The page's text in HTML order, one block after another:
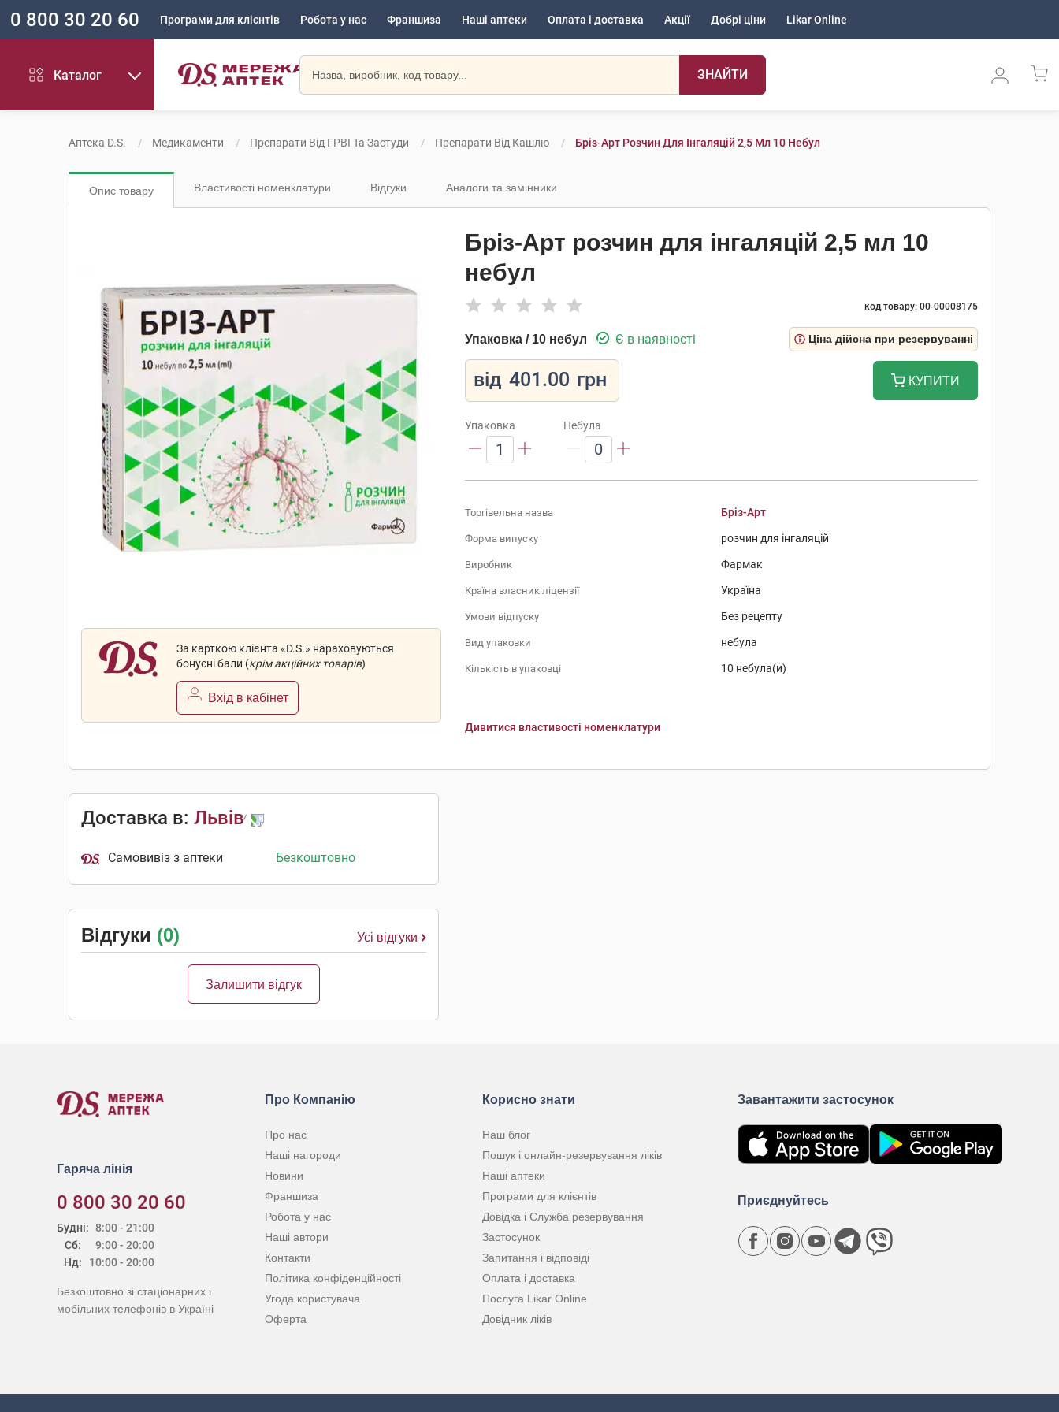
0 800 30 20 60 Програми для клієнтів Робота у нас Франшиза Наші аптеки Оплата і доставка Акції Добрі ціни Likar Online
Каталог ЗНАЙТИ
Аптека D.S. Медикаменти Препарати Від ГРВІ Та Застуди Препарати Від Кашлю Бріз-Арт Розчин Для Інгаляцій 2,5 Мл 10 Небул
Опис товару Властивості номенклатури Відгуки Аналоги та замінники
За карткою клієнта «D.S.» нараховуються
бонусні бали (крім акційних товарів)
Вхід в кабінет
Бріз-Арт розчин для інгаляцій 2,5 мл 10
небул
код товару: 00-00008175
Упаковка / 10 небул Є в наявності Ціна дійсна при резервуванні
від 401.00 грн КУПИТИ
Упаковка
1
Небула
0
Торгівельна назва Бріз-Арт
Форма випуску розчин для інгаляцій
Виробник Фармак
Країна власник ліцензії Україна
Умови відпуску Без рецепту
Вид упаковки небула
Кількість в упаковці 10 небула(и)
Дивитися властивості номенклатури
Доставка в: Львів
Самовивіз з аптеки Безкоштовно
Відгуки (0) Усі відгуки
Залишити відгук
Гаряча лінія
0 800 30 20 60
Будні:
Сб:
Нд:
8:00 - 21:00
9:00 - 20:00
10:00 - 20:00
Безкоштовно зі стаціонарних і
мобільних телефонів в Україні
Про Компанію
Про нас
Наші нагороди
Новини
Франшиза
Робота у нас
Наші автори
Контакти
Політика конфіденційності
Угода користувача
Оферта
Корисно знати
Наш блог
Пошук і онлайн-резервування ліків
Наші аптеки
Програми для клієнтів
Довідка і Служба резервування
Застосунок
Запитання і відповіді
Оплата і доставка
Послуга Likar Online
Довідник ліків
Завантажити застосунок
Приєднуйтесь